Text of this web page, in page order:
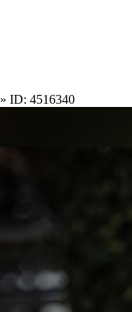
» ID: 4516340